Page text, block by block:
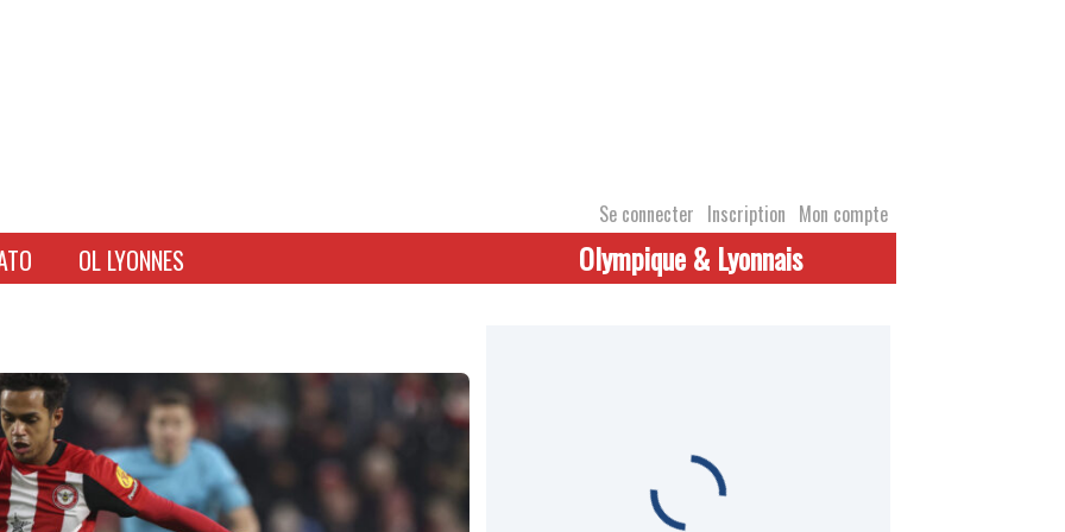
Se connecter Inscription Mon compte
OL LYONNES Olympique & Lyonnais